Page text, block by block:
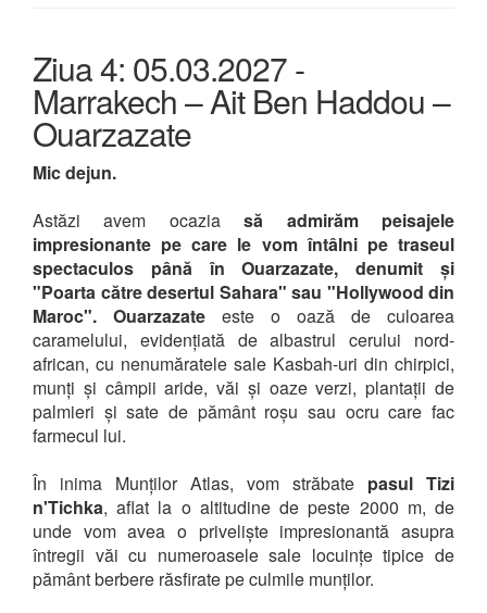
Ziua 4: 05.03.2027 -
Marrakech – Ait Ben Haddou –
Ouarzazate
Mic dejun.
Astăzi avem ocaziasă admirăm peisajele
impresionante pe care le vom întâlni pe traseul
spectaculos până în Ouarzazate, denumit și
"Poarta către desertul Sahara" sau "Hollywood din
Maroc".
Ouarzazate este o oază de culoarea
caramelului, evidențiată de albastrul cerului nord-
african, cu nenumăratele sale Kasbah-uri din chirpici,
munți și câmpii aride, văi și oaze verzi, plantații de
palmieri și sate de pământ roșu sau ocru care fac
farmecul lui.
În inima Munților Atlas, vom străbate pasul Tizi
n'Tichka, aflat la o altitudine de peste 2000 m, de
unde vom avea o priveliște impresionantă asupra
întregii văi cu numeroasele sale locuințe tipice de
pământ berbere răsfirate pe culmile munților.